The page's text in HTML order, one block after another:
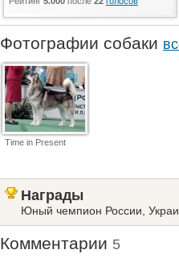
Фотографии собаки
Time in Present
Награды
Юный чемпион России,
Комментарии 5